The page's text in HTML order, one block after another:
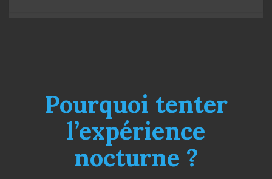
Pourquoi tenter
l’expérience
nocturne ?